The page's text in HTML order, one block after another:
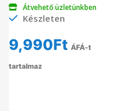
Átvehető üzletünkben
Készleten
9,990Ft ÁFÁ-t
tartalmaz